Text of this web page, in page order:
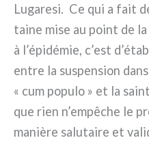
Lugaresi. Ce qui a fait
tai­ne mise au point de
à l’épidémie, c’est
entre la suspen­sion
« cum popu­lo » et la
que rien n’empêche le
maniè­re salu­tai­re et